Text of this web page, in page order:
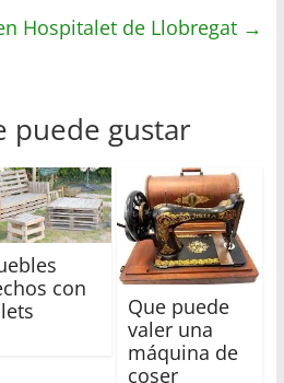
Hospitalet de Llobregat →
puede gustar
con
Que puede
valer una
máquina de
coser